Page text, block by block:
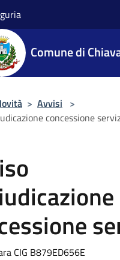
Comune di
> Avvisi >
concessione
CIG B879ED656E